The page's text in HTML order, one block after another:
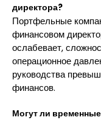
директора?
Портфельные
финансовом
ослабевает,
операционное
руководства
финансов.
Могут ли